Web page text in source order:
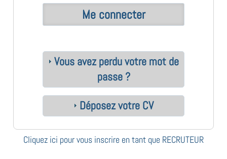
Vous avez perdu votre mot de
passe ?
Déposez votre CV
Cliquez ici pour vous inscrire en tant que RECRUTEUR